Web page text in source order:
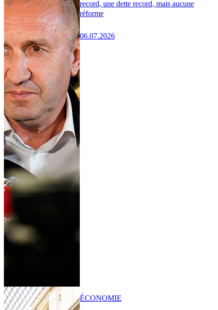
record, une dette record, mais aucune
réforme
06.07.2026
ÉCONOMIE